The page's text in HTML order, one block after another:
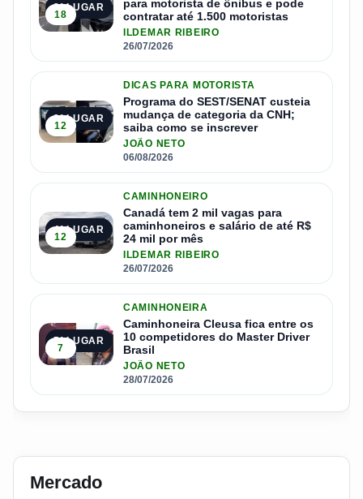
2º LUGAR
18
para motorista de ônibus e pode
contratar até 1.500 motoristas
ILDEMAR RIBEIRO
26/07/2026
3º LUGAR
12
DICAS PARA MOTORISTA
Programa do SEST/SENAT custeia
mudança de categoria da CNH;
saiba como se inscrever
JOÃO NETO
06/08/2026
4º LUGAR
12
CAMINHONEIRO
Canadá tem 2 mil vagas para
caminhoneiros e salário de até R$
24 mil por mês
ILDEMAR RIBEIRO
26/07/2026
5º LUGAR
7
CAMINHONEIRA
Caminhoneira Cleusa fica entre os
10 competidores do Master Driver
Brasil
JOÃO NETO
28/07/2026
Mercado